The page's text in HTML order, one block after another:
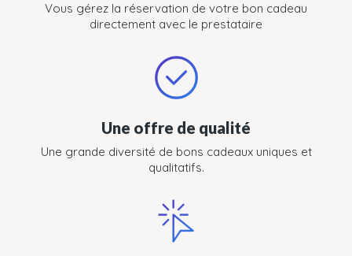
Vous gérez la réservation de votre bon cadeau
directement avec le prestataire
Une offre de qualité
Une grande diversité de bons cadeaux uniques et
qualitatifs.